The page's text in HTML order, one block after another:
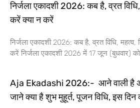
निर्जला एकादशी 2026: कब है, व्रत
करें क्या न करें
निर्जला एकादशी 2026: कब है, व्रत विधि,
करें निर्जला एकादशी 2026 में 17 जून (बुधवार) को
Aja Ekadashi 2026:- आने वाली है
जाने क्या है शुभ मुहूर्त, पूजन विधि, इस